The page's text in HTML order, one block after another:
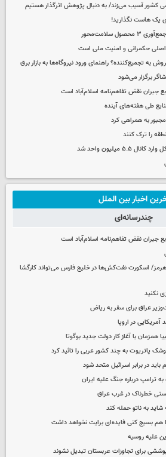
کشور آسیب می‌زند/ به دنبال پژوهش اثرگذار هستیم
یک هاست نگذارید!
سلامت‌محور
اصلی حکمرانی و امنیت ملی است
به تجمیع‌کننده؟ راهنمای ورود نیروگاه‌ها به بازار برق
برگزار می‌شود
جبران نقض تفاهم‌نامه اسلام‌آباد است
طی هفته‌های آینده
به همراهی کرد
را ترک کنند
میلیون واحد شد
اخبار بین الملل
چندرسانه‌ای
جبران نقض تفاهم‌نامه اسلام‌آباد است
هرمز/ اسکورت نفت‌کش‌ها در خلیج فارس می‌تواند کارگشا
نکنید
عراق برای سفر به ریاض
آمریکایی در اروپا
همزمان با آغاز کار دولت جدید بوگوتا
در برابر اسرائیل متحد شود
ترامپ درباره جنگ علیه ایران
خطرناک در غرب عراق
به ناتو حمله کند
هم بسیج کنی فایده‌ای برایت نخواهد داشت
علیه روسیه
پوششی برای تجاوزات عربستان تبدیل نشوند